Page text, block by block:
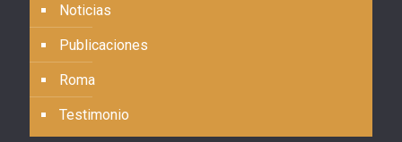
Noticias
Publicaciones
Roma
Testimonio